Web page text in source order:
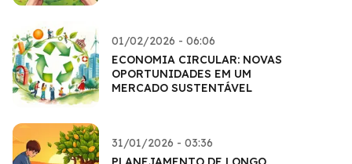
01/02/2026 - 06:06
ECONOMIA CIRCULAR: NOVAS
OPORTUNIDADES EM UM
MERCADO SUSTENTÁVEL
31/01/2026 - 03:36